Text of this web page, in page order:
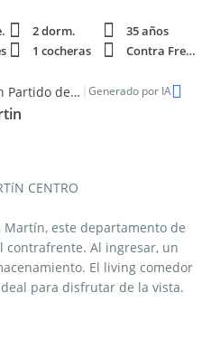
2 dorm.
35 años
1 cocheras Contra Frente
Departamento con cochera en Partido de General San Martín - Oportunidad de Compra | Generado por IA
CENTRO
Martín, este departamento de
contrafrente. Al ingresar, un
El living comedor
para disfrutar de la vista.
y un baño completo.